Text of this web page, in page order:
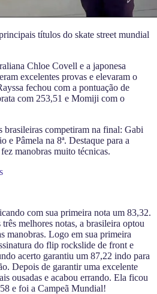
títulos do skate street mundial
Chloe Covell e a japonesa
excelentes provas e elevaram o
fechou com a pontuação de
com 253,51 e Momiji com o
brasileiras competiram na final: Gabi
e Pâmela na 8ª. Destaque para a
manobras muito técnicas.
com sua primeira nota um 83,32.
melhores notas, a brasileira optou
manobras. Logo em sua primeira
do flip rockslide de front e
acerto garantiu um 87,22 indo para
Depois de garantir uma excelente
ousadas e acabou errando. Ela ficou
e foi a Campeã Mundial!